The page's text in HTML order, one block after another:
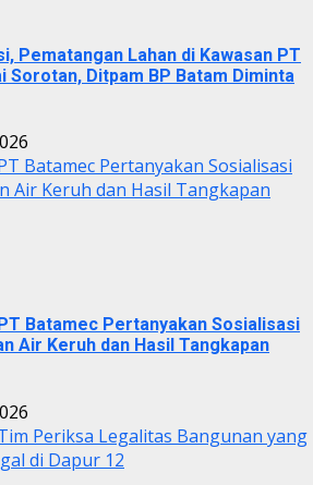
Pematangan Lahan di Kawasan PT
Sorotan, Ditpam BP Batam Diminta
Batamec Pertanyakan Sosialisasi
Air Keruh dan Hasil Tangkapan
Batamec Pertanyakan Sosialisasi
Air Keruh dan Hasil Tangkapan
Periksa Legalitas Bangunan yang
di Dapur 12